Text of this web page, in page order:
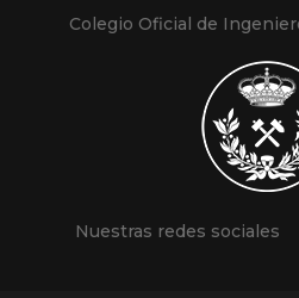
Colegio Oficial de
Nuestras redes sociales